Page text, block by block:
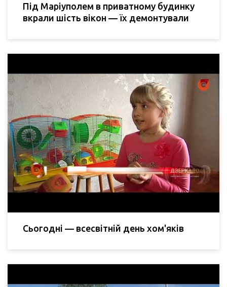
Під Маріуполем в приватному будинку
вкрали шість вікон — їх демонтували
Сьогодні — всесвітній день хом'яків